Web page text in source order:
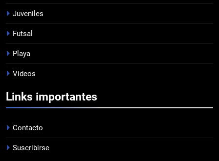
8
1
PROFESIONAL
Juveniles
Futsal
Playa
Videos
Links importantes
Contacto
Suscribirse